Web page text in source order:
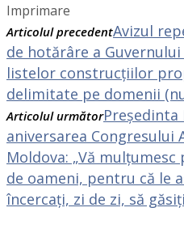
Imprimare
Articolul precedentAvizul
de hotărâre a
listelor construcțiilor
delimitate pe domenii
Articolul următorPreședinta
aniversarea
Moldova: „Vă
de oameni, pentru că le
încercați, zi de zi, să